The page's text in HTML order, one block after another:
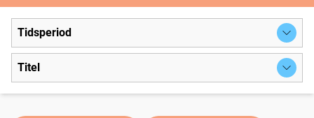
Tidsperiod
Titel